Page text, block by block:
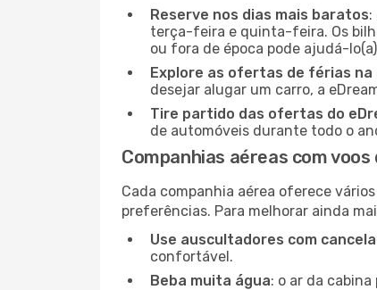
Reserve nos dias mais baratos:
terça-feira e quinta-feira. Os
ou fora de época pode ajudá-
Explore as ofertas de férias na
desejar alugar um carro, a
Tire partido das ofertas do
de automóveis durante todo o
Companhias aéreas com
Cada companhia aérea oferece
preferências. Para melhorar ainda
Use auscultadores com
confortável.
Beba muita água: o ar da